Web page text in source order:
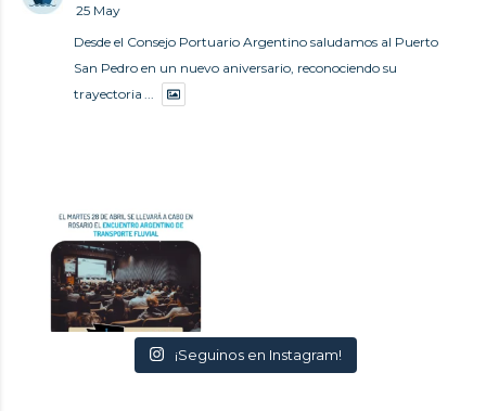
25 May
Desde el Consejo Portuario Argentino saludamos al Puerto
San Pedro en un nuevo aniversario, reconociendo su
trayectoria ...
¡Seguinos en Instagram!